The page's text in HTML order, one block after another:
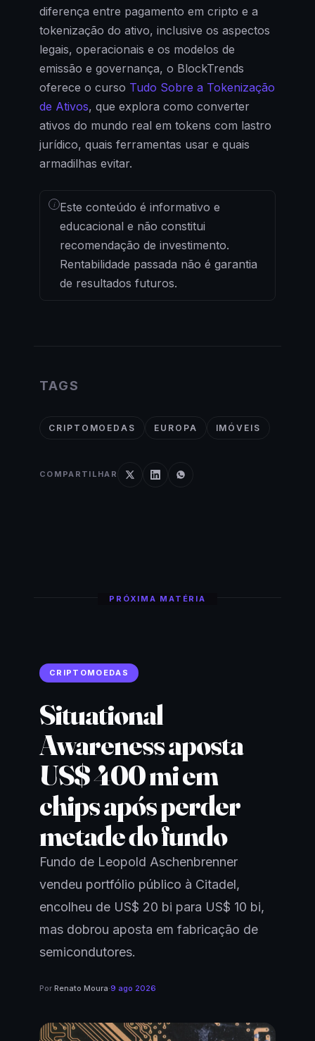
diferença entre pagamento em cripto e a
tokenização do ativo, inclusive os aspectos
legais, operacionais e os modelos de
emissão e governança, o BlockTrends
oferece o curso Tudo Sobre a Tokenização
de Ativos, que explora como converter
ativos do mundo real em tokens com lastro
jurídico, quais ferramentas usar e quais
armadilhas evitar.
i Este conteúdo é informativo e
educacional e não constitui
recomendação de investimento.
Rentabilidade passada não é garantia
de resultados futuros.
TAGS
CRIPTOMOEDAS EUROPA IMÓVEIS
COMPARTILHAR
PRÓXIMA MATÉRIA
CRIPTOMOEDAS
Situational
Awareness aposta
US$ 400 mi em
chips após perder
metade do fundo
Fundo de Leopold Aschenbrenner
vendeu portfólio público à Citadel,
encolheu de US$ 20 bi para US$ 10 bi,
mas dobrou aposta em fabricação de
semicondutores.
Por Renato Moura·9 ago 2026